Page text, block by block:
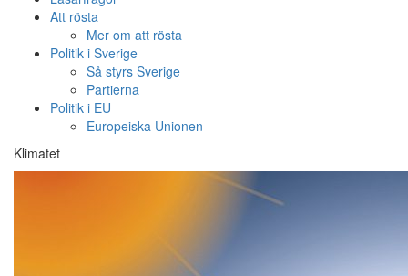
Att rösta
Mer om att rösta
Politik i Sverige
Så styrs Sverige
Partierna
Politik i EU
Europeiska Unionen
Klimatet